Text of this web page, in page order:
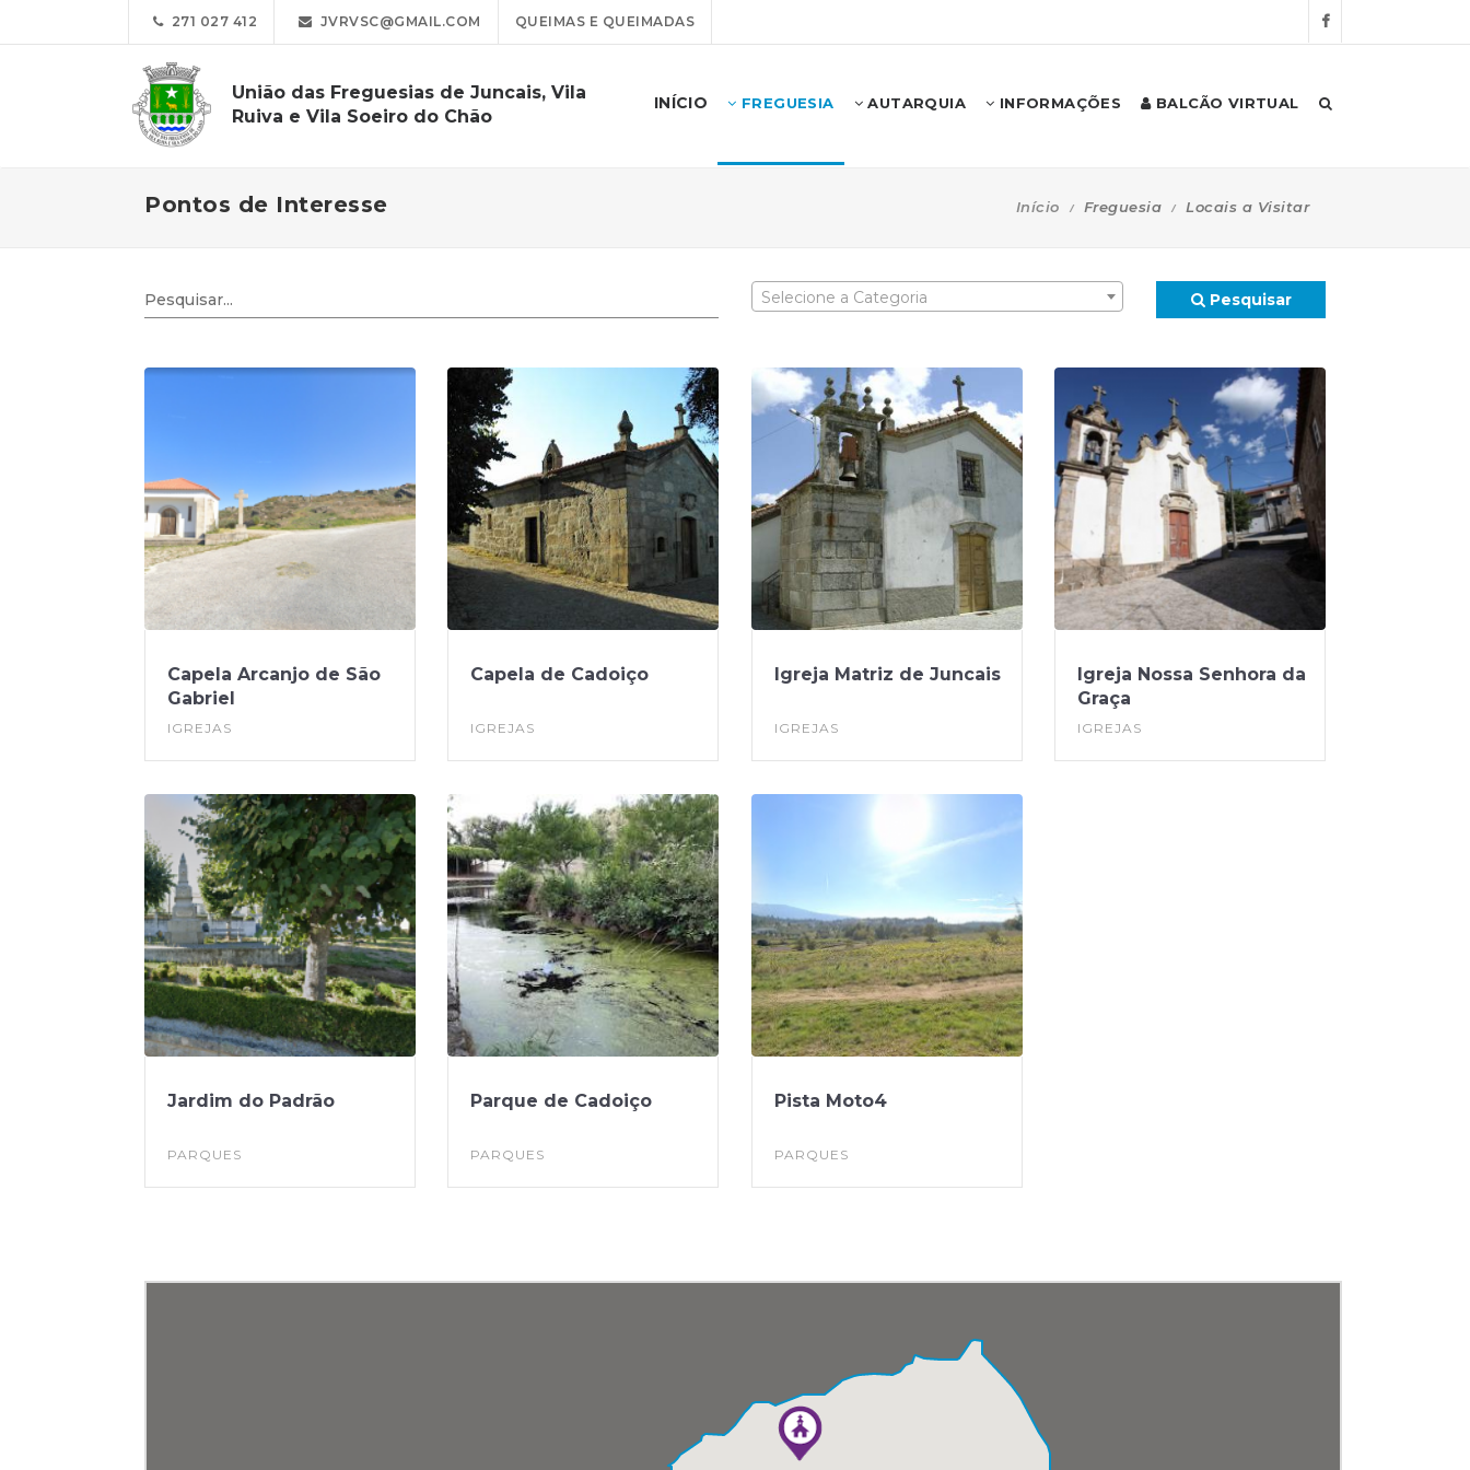
271 027 412 JVRVSC@GMAIL.COM QUEIMAS E QUEIMADAS
União das Freguesias de Juncais, Vila
Ruiva e Vila Soeiro do Chão
INÍCIO FREGUESIA AUTARQUIA INFORMAÇÕES BALCÃO VIRTUAL
Pontos de Interesse Início Freguesia Locais a Visitar
Selecione a Categoria Pesquisar
Capela Arcanjo de São
Gabriel
IGREJAS
Capela de Cadoiço
IGREJAS
Igreja Matriz de Juncais
IGREJAS
Igreja Nossa Senhora da
Graça
IGREJAS
Jardim do Padrão
PARQUES
Parque de Cadoiço
PARQUES
Pista Moto4
PARQUES